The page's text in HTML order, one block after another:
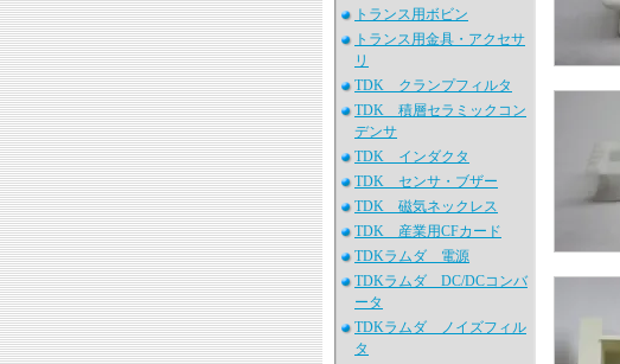
トランス用ボビン
トランス用金具・アクセサ
リ
TDK クランプフィルタ
TDK 積層セラミックコン
デンサ
TDK インダクタ
TDK センサ・ブザー
TDK 磁気ネックレス
TDK 産業用CFカード
TDKラムダ 電源
TDKラムダ DC/DCコンバ
ータ
TDKラムダ ノイズフィル
タ